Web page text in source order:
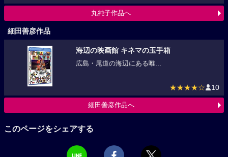
丸純子作品へ
細田善彦作品
海辺の映画館 キネマの玉手箱
広島・尾道の海辺にある唯...
★★★★☆ 10
細田善彦作品へ
このページをシェアする